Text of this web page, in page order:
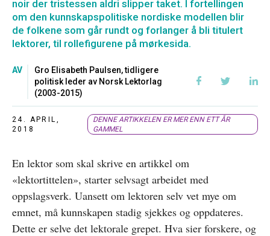
noir der tristessen aldri slipper taket. I fortellingen
om den kunnskapspolitiske nordiske modellen blir
de folkene som går rundt og forlanger å bli titulert
lektorer, til rollefigurene på mørkesida.
AV
Gro Elisabeth Paulsen, tidligere
politisk leder av Norsk Lektorlag
(2003-2015)
24. APRIL,
2018
DENNE ARTIKKELEN ER MER ENN ETT ÅR
GAMMEL
En lektor som skal skrive en artikkel om
«lektortittelen», starter selvsagt arbeidet med
oppslagsverk. Uansett om lektoren selv vet mye om
emnet, må kunnskapen stadig sjekkes og oppdateres.
Dette er selve det lektorale grepet. Hva sier forskere, og